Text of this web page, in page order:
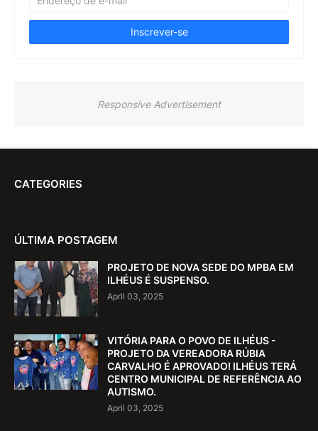
Responsive Advertisement
CATEGORIES
ÚLTIMA POSTAGEM
PROJETO DE NOVA SEDE DO MPBA EM
ILHÉUS É SUSPENSO.
April 03, 2025
VITÓRIA PARA O POVO DE ILHÉUS -
PROJETO DA VEREADORA RÚBIA
CARVALHO É APROVADO! ILHÉUS TERÁ
CENTRO MUNICIPAL DE REFERÊNCIA AO
AUTISMO.
April 03, 2025